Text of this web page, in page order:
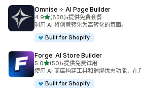
Omnise ✧ AI Page Builder
4.9星（满分 5 星）
(858)
总共 858 条评论
•提供免费套餐
利用 AI 将创意转化为高转化的页面。
Built for Shopify
Forge: AI Store Builder
5.0星（满分 5 星）
(50)
总共 50 条评论
•提供免费试用
使用 AI 商店构建工具和捆绑优惠功能，在
Built for Shopify